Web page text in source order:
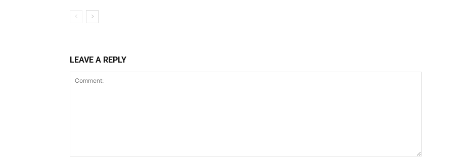
LEAVE A REPLY